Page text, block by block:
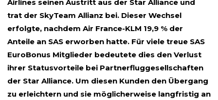
Airlines seinen Austritt aus der Star Alliance und
trat der SkyTeam Allianz bei. Dieser Wechsel
erfolgte, nachdem Air France-KLM 19,9 % der
Anteile an SAS erworben hatte. Für viele treue SAS
EuroBonus Mitglieder bedeutete dies den Verlust
ihrer Statusvorteile bei Partnerfluggesellschaften
der Star Alliance. Um diesen Kunden den Übergang
zu erleichtern und sie möglicherweise langfristig an